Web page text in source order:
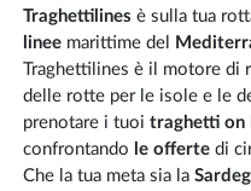
Traghettilines è sulla tua
lineemarittime del
Traghettilines è il motore di
delle rotte per le isole e le
prenotare i tuoi traghetti on
confrontando le offertedi
Che la tua meta sia la